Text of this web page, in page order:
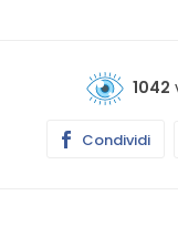
1042
Condividi